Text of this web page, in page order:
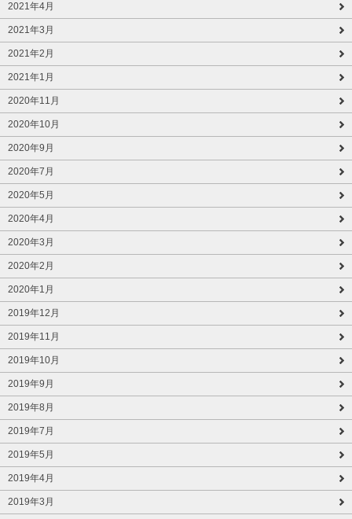
2021年4月
2021年3月
2021年2月
2021年1月
2020年11月
2020年10月
2020年9月
2020年7月
2020年5月
2020年4月
2020年3月
2020年2月
2020年1月
2019年12月
2019年11月
2019年10月
2019年9月
2019年8月
2019年7月
2019年5月
2019年4月
2019年3月